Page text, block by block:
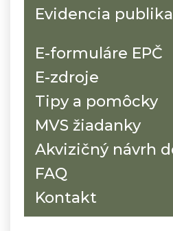
Evidencia
E-formuláre EPČ
E-zdroje
Tipy a pomôcky
MVS žiadanky
Akvizičný návrh
FAQ
Kontakt